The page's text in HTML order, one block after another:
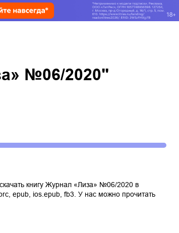
№06/2020"
книгу Журнал «Лиза» №06/2020 в
epub ios.epub fb3 . У нас можно прочитать